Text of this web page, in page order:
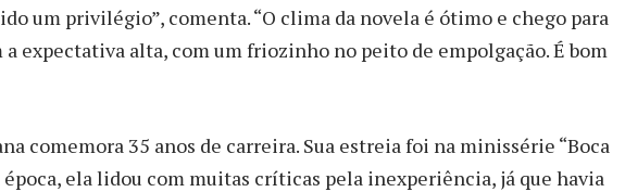
um privilégio”, comenta. “O clima da novela é ótimo e chego para
a expectativa alta, com um friozinho no peito de empolgação. É bom
comemora 35 anos de carreira. Sua estreia foi na minissérie “Boca
época, ela lidou com muitas críticas pela inexperiência, já que havia